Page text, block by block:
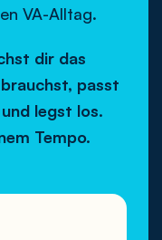
VA-Alltag.
dir das
passt
legst los.
Tempo.